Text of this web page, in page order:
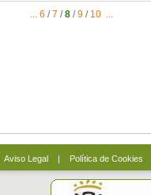
... 6 / 7 /8 / 9 / 10 ...
Aviso Legal| Política de Cookies